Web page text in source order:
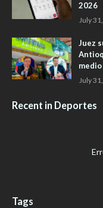
2026
July
Juez
July
Recent in Deportes
Tags